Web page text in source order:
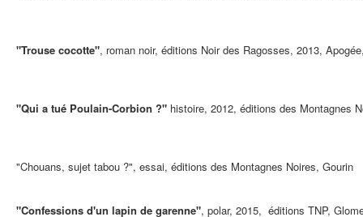
"Trouse cocotte", roman noir, éditions Noir des Ragosses, 2013,
"Qui a tué Poulain-Corbion ?" histoire, 2012, éditions des Montagnes
"Chouans, sujet tabou ?", essai, éditions des Montagnes Noires, Gourin
"Confessions d'un lapin de garenne", polar, 2015, éditions TNP,